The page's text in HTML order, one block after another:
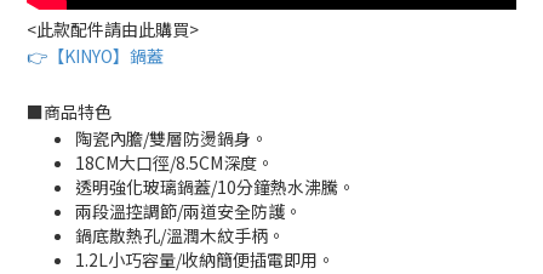
<此款配件請由此購買>
👉 【KINYO】鍋蓋
■商品特色
陶瓷內膽/雙層防燙鍋身。
18CM大口徑/8.5CM深度。
透明強化玻璃鍋蓋/10分鐘熱水沸騰。
兩段溫控調節/兩道安全防護。
鍋底散熱孔/溫潤木紋手柄。
1.2L小巧容量/收納簡便插電即用。